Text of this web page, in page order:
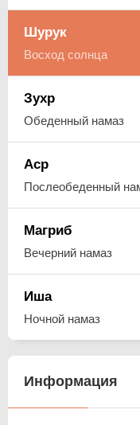
Шурук
Восход солнца
Зухр
Обеденный намаз
Аср
Послеобеденный
Магриб
Вечерний намаз
Иша
Ночной намаз
Информация